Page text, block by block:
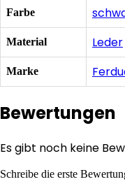
Farbe
Material Leder
Marke
Bewertungen
Es gibt noch keine
Schreibe die erste